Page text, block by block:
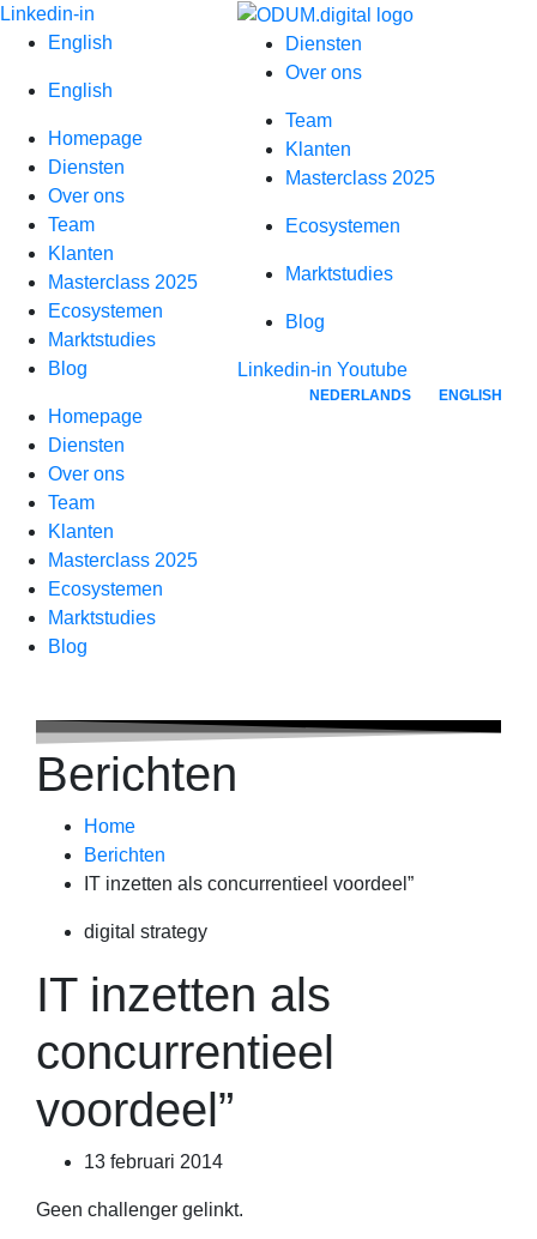
Spring
naar
Diensten
Over ons
Team
Klanten
Masterclass 2025
Ecosystemen
Marktstudies
Blog
Linkedin-in Youtube
NEDERLANDS ENGLISH
Linkedin-in
English
English
Homepage
Diensten
Over ons
Team
Klanten
Masterclass 2025
Ecosystemen
Marktstudies
Blog
Homepage
Diensten
Over ons
Team
Klanten
Masterclass 2025
Ecosystemen
Marktstudies
Blog
Berichten
Home
Berichten
IT inzetten als concurrentieel voordeel”
digital strategy
IT inzetten als
concurrentieel
voordeel”
13 februari 2014
Geen challenger gelinkt.